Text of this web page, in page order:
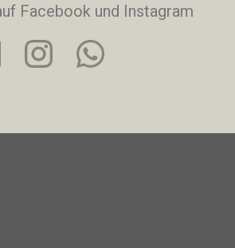
Facebook und Instagram